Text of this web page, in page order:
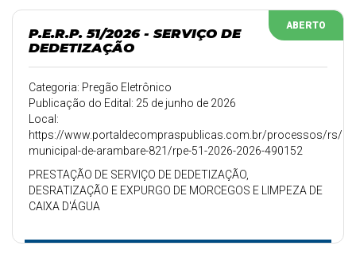
ABERTO
P.E.R.P. 51/2026 - SERVIÇO DE
DEDETIZAÇÃO
Categoria: Pregão Eletrônico
Publicação do Edital: 25 de junho de 2026
Local:
https://www.portaldecompraspublicas.com.br/processos/rs/
municipal-de-arambare-821/rpe-51-2026-2026-490152
PRESTAÇÃO DE SERVIÇO DE DEDETIZAÇÃO,
DESRATIZAÇÃO E EXPURGO DE MORCEGOS E LIMPEZA DE
CAIXA D'ÁGUA